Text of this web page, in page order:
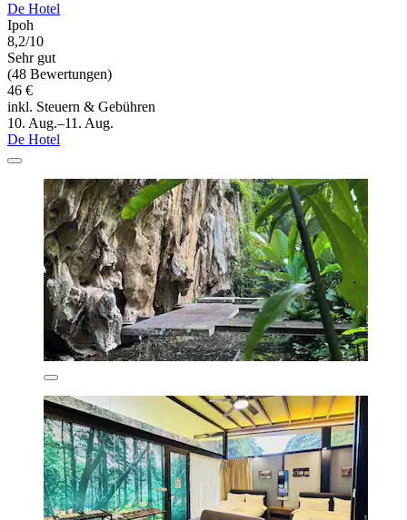
De Hotel
Ipoh
8,2/10
Sehr gut
(48 Bewertungen)
46 €
inkl. Steuern & Gebühren
10. Aug.–11. Aug.
De Hotel